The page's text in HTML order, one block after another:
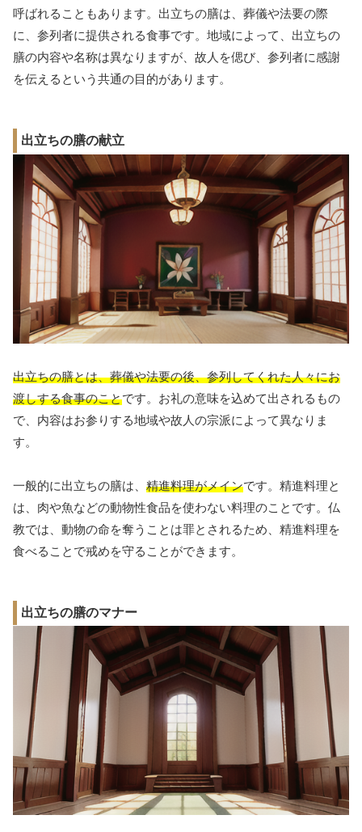
呼ばれることもあります。出立ちの膳は、葬儀や法要の際
に、参列者に提供される食事です。地域によって、出立ちの
膳の内容や名称は異なりますが、故人を偲び、参列者に感謝
を伝えるという共通の目的があります。
出立ちの膳の献立
出立ちの膳とは、葬儀や法要の後、参列してくれた人々にお
渡しする食事のことです。お礼の意味を込めて出されるもの
で、内容はお参りする地域や故人の宗派によって異なりま
す。
一般的に出立ちの膳は、 精進料理がメインです。精進料理と
は、肉や魚などの動物性食品を使わない料理のことです。仏
教では、動物の命を奪うことは罪とされるため、精進料理を
食べることで戒めを守ることができます。
出立ちの膳のマナー